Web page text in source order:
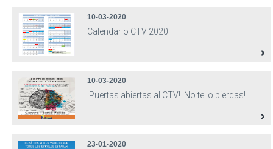
10-03-2020
Calendario CTV 2020
10-03-2020
¡Puertas abiertas al CTV! ¡No te lo pierdas!
23-01-2020